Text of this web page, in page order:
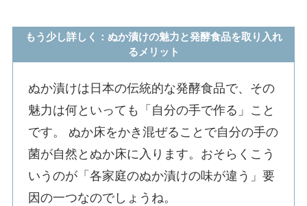
もう少し詳しく：ぬか漬けの魅力と発酵食品を取り入れ
るメリット
ぬか漬けは日本の伝統的な発酵食品で、その
魅力は何といっても「自分の手で作る」こと
です。 ぬか床をかき混ぜることで自分の手の
菌が自然とぬか床に入ります。おそらくこう
いうのが「各家庭のぬか漬けの味が違う」要
因の一つなのでしょうね。